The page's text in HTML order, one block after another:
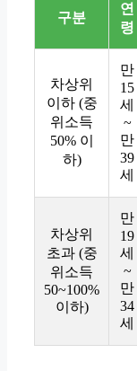
구분
연
령
차상위
이하 (중
위소득
50% 이
하)
만
15
세
~
만
39
세
차상위
초과 (중
위소득
50~100%
이하)
만
19
세
~
만
34
세